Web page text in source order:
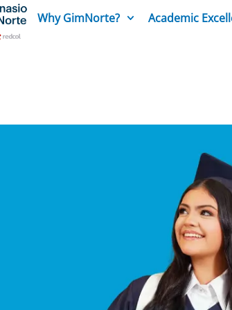
Why GimNorte? Academic